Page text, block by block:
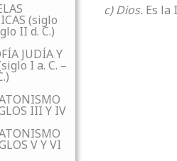
(siglo
II d. C.)
JUDÍA Y
I a. C. –
III Y IV
V Y VI
c) Dios. Es la